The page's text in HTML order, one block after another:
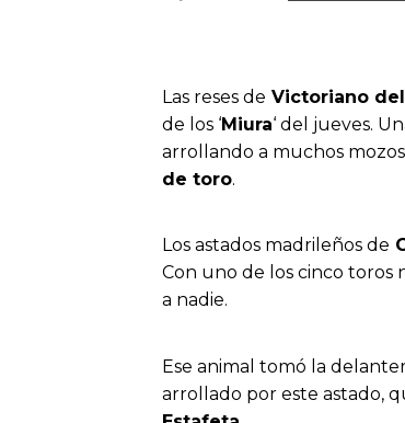
Las reses de Victoriano
de los ‘Miura‘ del jueves.
arrollando a muchos
de toro.
Los astados madrileños de
Con uno de los cinco toros
a nadie.
Ese animal tomó la
arrollado por este astado,